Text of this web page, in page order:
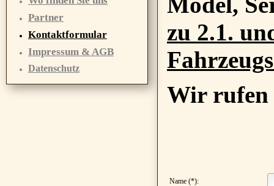
Partner
Kontaktformular
Impressum & AGB
Datenschutz
zu 2.1.
Wir rufen
Name (*):